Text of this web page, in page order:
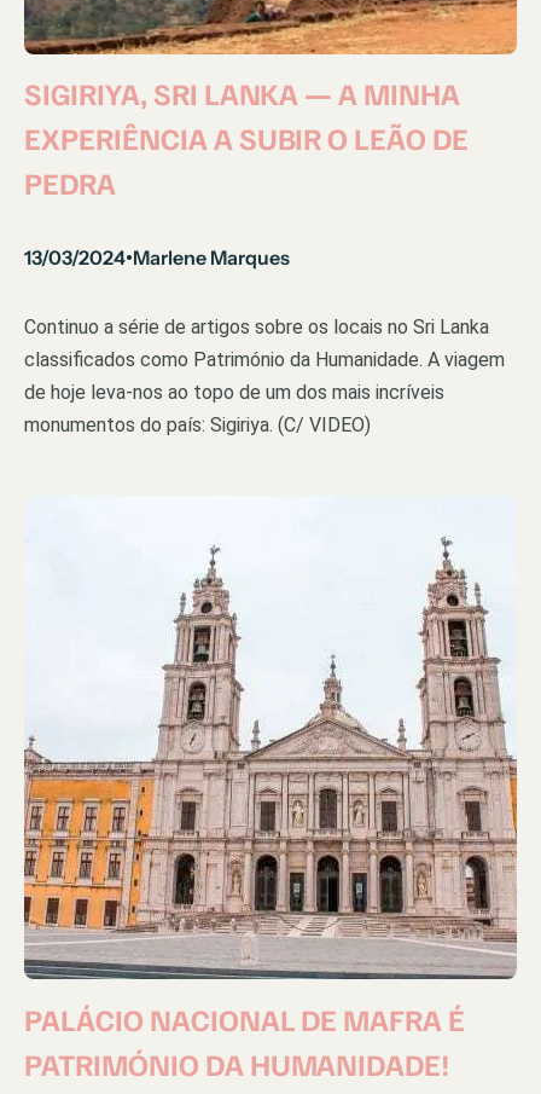
SIGIRIYA, SRI LANKA — A MINHA
EXPERIÊNCIA A SUBIR O LEÃO DE
PEDRA
13/03/2024•Marlene Marques
Continuo a série de artigos sobre os locais no Sri Lanka
classificados como Património da Humanidade. A viagem
de hoje leva-nos ao topo de um dos mais incríveis
monumentos do país: Sigiriya. (C/ VIDEO)
PALÁCIO NACIONAL DE MAFRA É
PATRIMÓNIO DA HUMANIDADE!